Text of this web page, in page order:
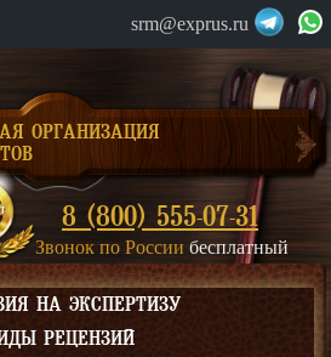
srm@exprus.ru
ОРГАНИЗАЦИЯ
8 (800) 555-07-31
Звонок по России бесплатный
НА ЭКСПЕРТИЗУ
РЕЦЕНЗИЙ